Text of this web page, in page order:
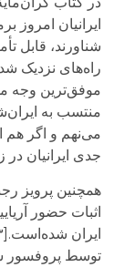
ایرانیان امروز
شناورند، قابل
راه‌های نزدیک
موفق‌ترین وجه
منتسب به
می‌نهم و اگر هم
جدی ایرانیان در
همچنین پرویز
اثبات حضور
توسط پروفسور